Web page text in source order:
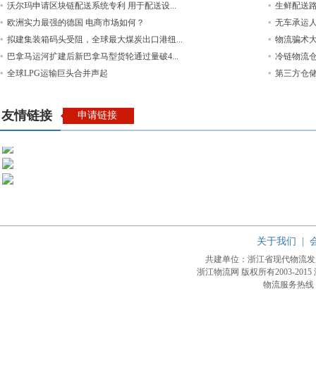
沃尔玛申请区块链配送系统专利 用于配送设...
欧洲实力最强的德国 电商市场如何？
拟建集装箱码头受阻，全球最大煤炭出口港纽...
巴拿马运河扩建后新巴拿马型货轮通过量破4...
全球LPG运输巨头合并声起
生鲜配送
无车承运
物流骗术
冷链物流
第三方仓
友情链接 申请链接
关于我们
共建单位：浙江省现代物流
浙江物流网 版权所有2003-2015
物流服务热线